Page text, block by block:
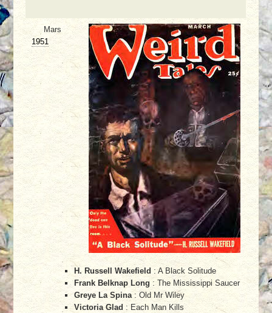
Mars
1951
H. Russell Wakefield : A Black Solitude
Frank Belknap Long : The Mississippi Saucer
Greye La Spina: Old Mr Wiley
Victoria Glad : Each Man Kills